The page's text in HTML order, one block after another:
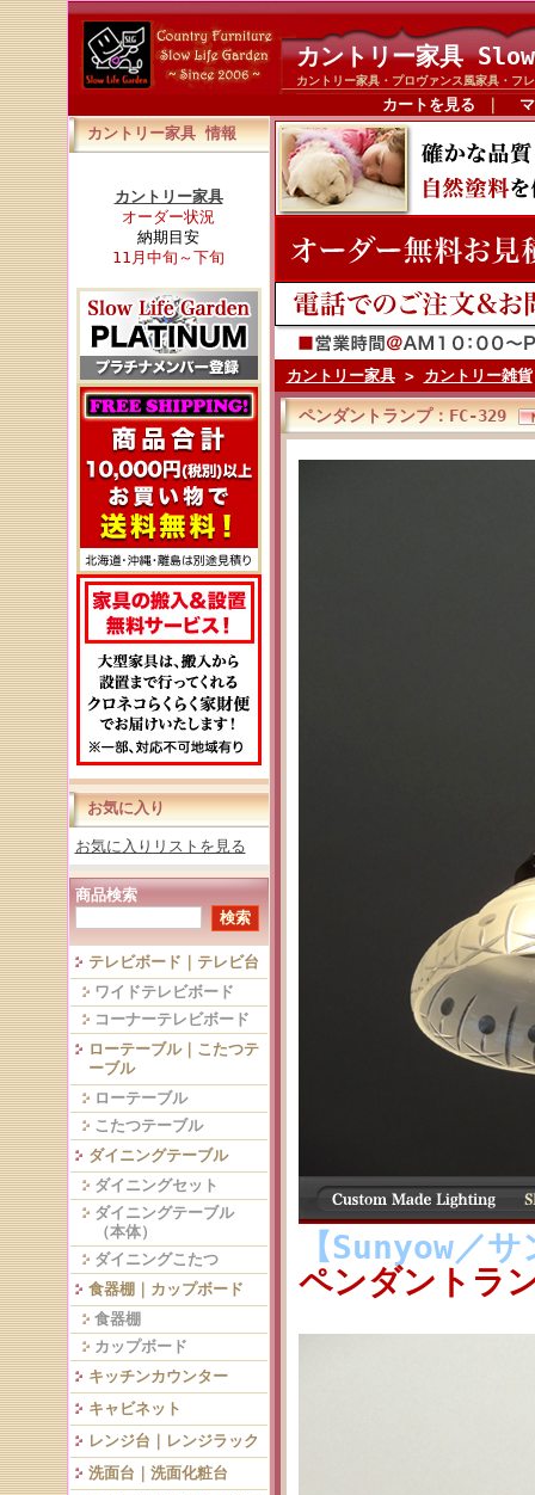
カントリー家具
カントリー家具・プロヴァンス風家具・フ
カートを見る
カントリー家具 情報
カントリー家具
オーダー状況
納期目安
11月中旬～下旬
お気に入り
お気に入りリストを見る
商品検索
テレビボード｜テレビ台
ワイドテレビボード
コーナーテレビボード
ローテーブル｜こたつテ
ーブル
ローテーブル
こたつテーブル
ダイニングテーブル
ダイニングセット
ダイニングテーブル
（本体）
ダイニングこたつ
食器棚｜カップボード
食器棚
カップボード
キッチンカウンター
キャビネット
レンジ台｜レンジラック
洗面台｜洗面化粧台
カントリー家具> カントリー雑貨
ペンダントランプ：FC-329
【Sunyow／
ペンダントラ